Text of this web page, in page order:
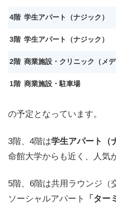
4階 学生アパート（ナジック）
3階 学生アパート（ナジック）
2階 商業施設・クリニック（メ
1階 商業施設・駐車場
の予定となっています。
3階、4階は学生アパート（
命館大学からも近く、人気
5階、6階は共用ラウンジ（
ソーシャルアパート
「ター